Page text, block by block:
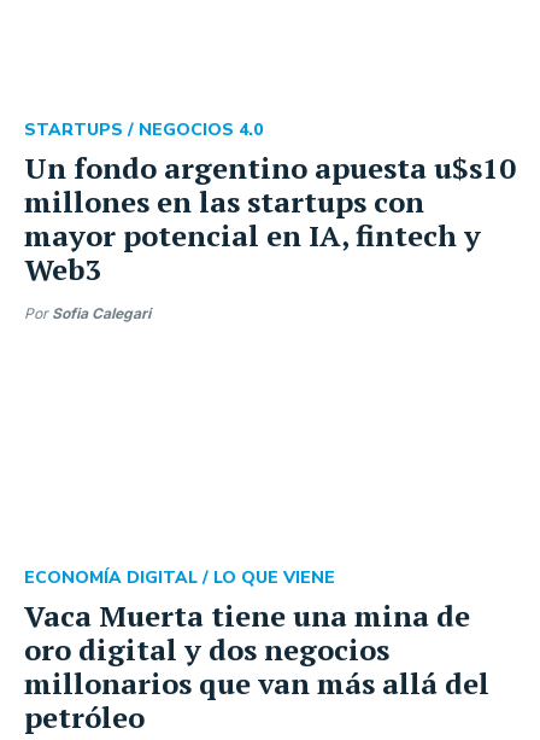
Un fondo argentino apuesta u$s10
millones en las startups con
mayor potencial en IA, fintech y
Web3
STARTUPS / NEGOCIOS 4.0
Por Sofia Calegari
Vaca Muerta tiene una mina de
oro digital y dos negocios
millonarios que van más allá del
petróleo
ECONOMÍA DIGITAL / LO QUE VIENE